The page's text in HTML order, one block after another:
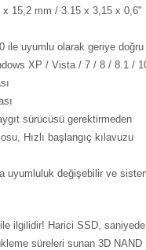
15,2 mm / 3.15 x 3,15 x 0,6"
ile uyumlu olarak geriye doğru
XP / Vista / 7 / 8 / 8.1 /
sürücüsü gerektirmeden
Hızlı başlangıç kılavuzu
uyumluluk değişebilir ve
ilgilidir! Harici SSD,
süreleri sunan 3D